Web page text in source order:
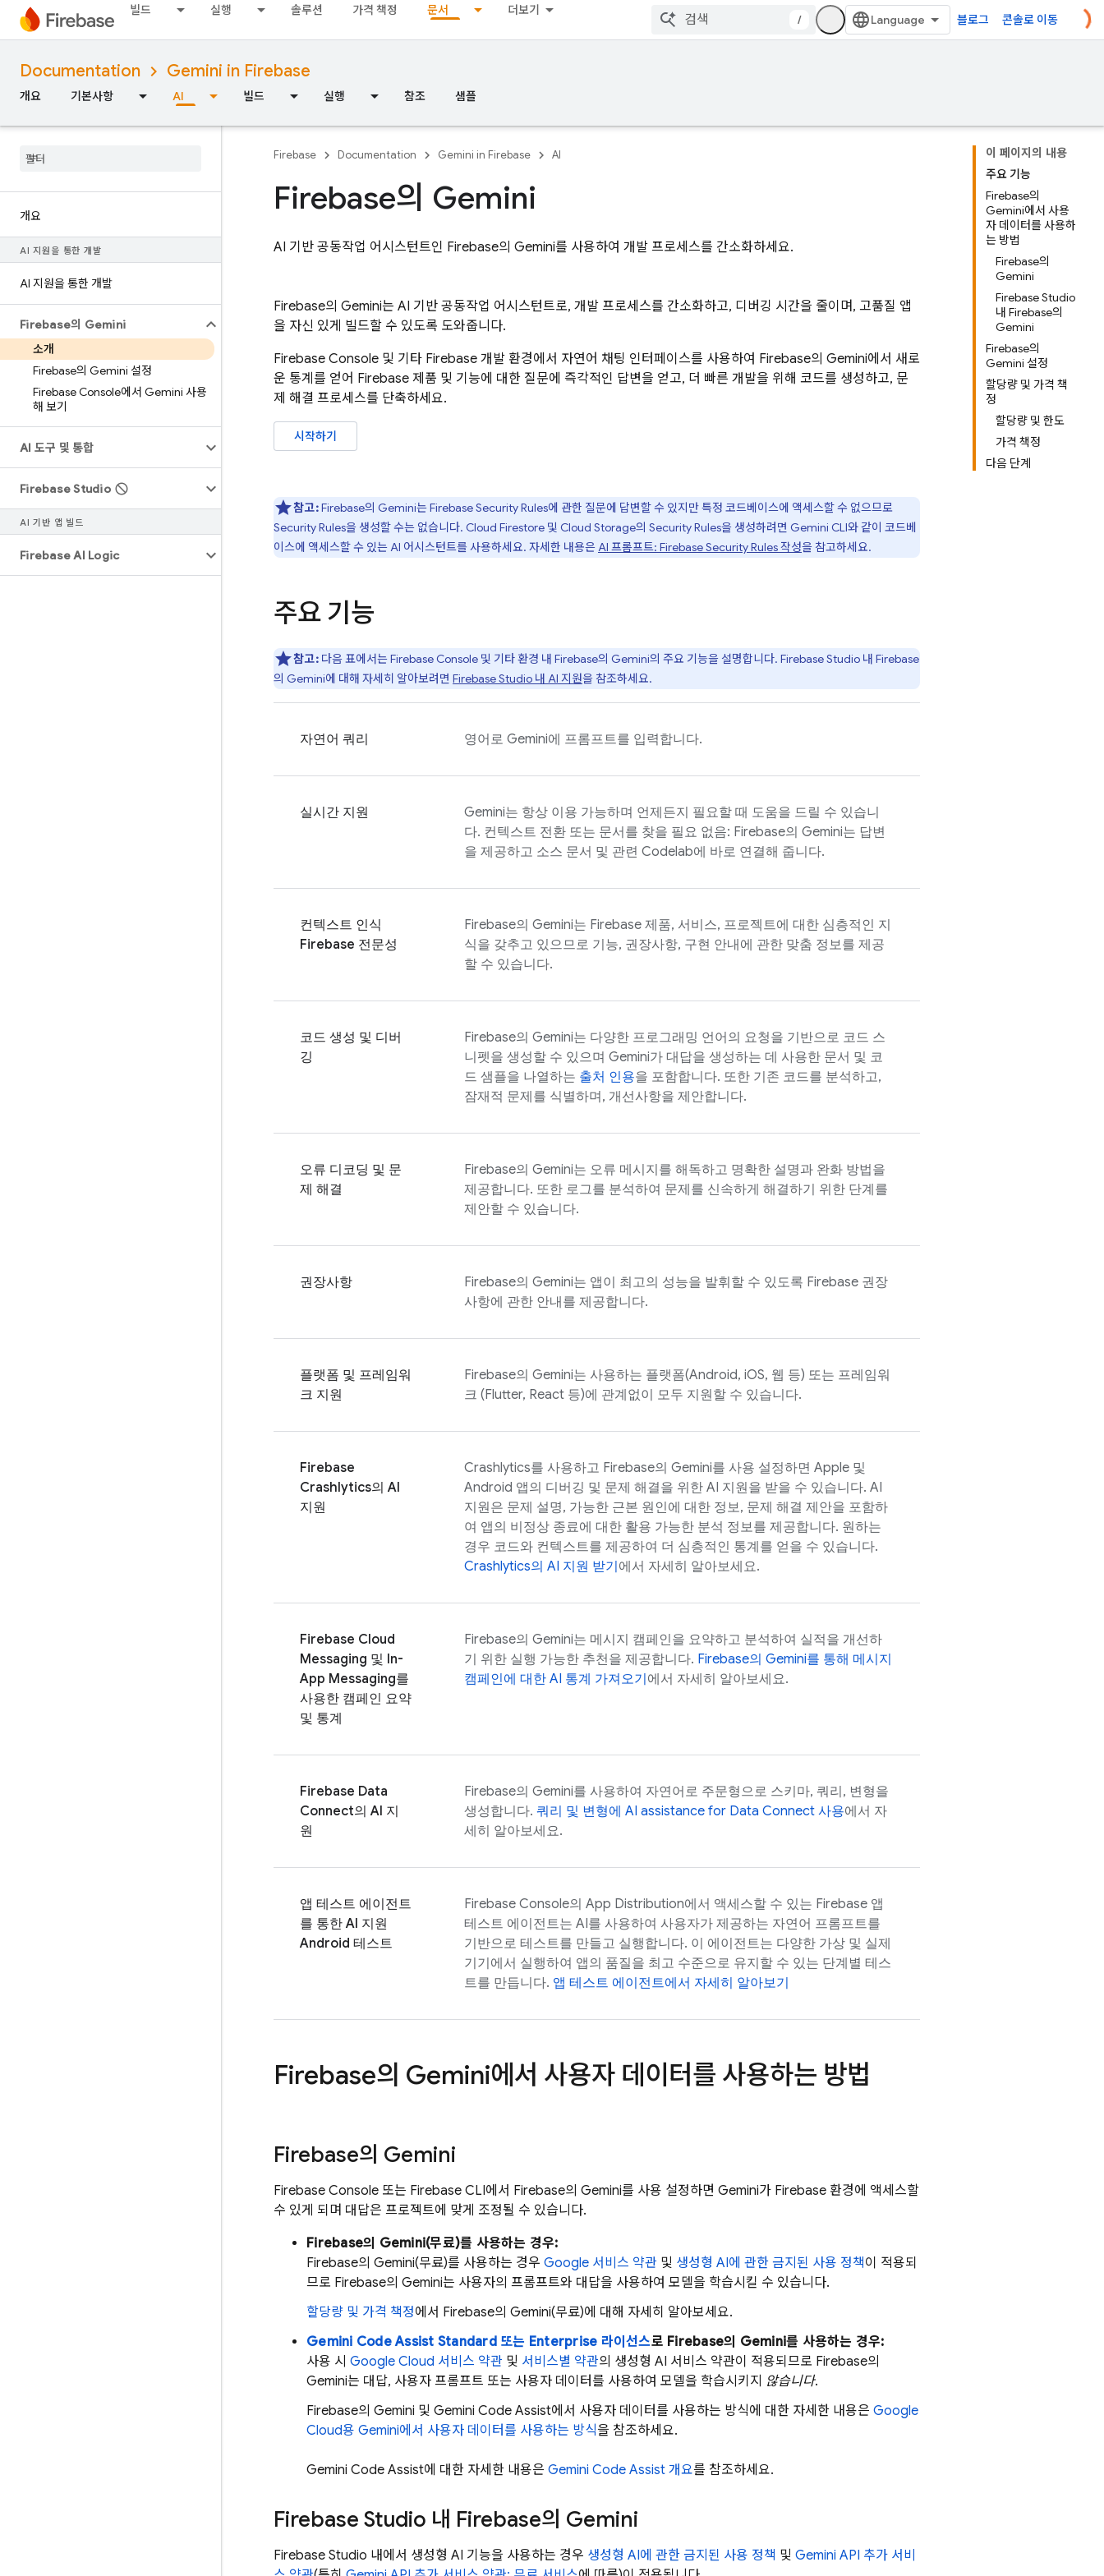
빌드 실행 솔루션 가격 책정 문서 더보기
/ 블로그 콘솔로 이동
Documentation Gemini in Firebase
개요 기본사항 AI 빌드 실행 참조 샘플
개요
AI 지원을 통한 개발
AI 지원을 통한 개발
Firebase의 Gemini
소개
Firebase의 Gemini 설정
Firebase Console에서 Gemini 사용
해 보기
AI 도구 및 통합
Firebase Studio
AI 기반 앱 빌드
Firebase AI Logic
이 페이지의 내용
주요 기능
Firebase의
Gemini에서 사용
자 데이터를 사용하
는 방법
Firebase의
Gemini
Firebase Studio
내 Firebase의
Gemini
Firebase의
Gemini 설정
할당량 및 가격 책
정
할당량 및 한도
가격 책정
다음 단계
Firebase Documentation Gemini in Firebase AI
Firebase의 Gemini
AI 기반 공동작업 어시스턴트인 Firebase의 Gemini를 사용하여 개발 프로세스를 간소화하세요.
Firebase의 Gemini는 AI 기반 공동작업 어시스턴트로, 개발 프로세스를 간소화하고, 디버깅 시간을 줄이며, 고품질 앱
을 자신 있게 빌드할 수 있도록 도와줍니다.
Firebase Console 및 기타 Firebase 개발 환경에서 자연어 채팅 인터페이스를 사용하여 Firebase의 Gemini에서 새로
운 통계를 얻어 Firebase 제품 및 기능에 대한 질문에 즉각적인 답변을 얻고, 더 빠른 개발을 위해 코드를 생성하고, 문
제 해결 프로세스를 단축하세요.
시작하기
참고:Firebase의 Gemini는Firebase Security Rules에 관한 질문에 답변할 수 있지만 특정 코드베이스에 액세스할 수 없으므로
Security Rules을 생성할 수는 없습니다. Cloud Firestore 및 Cloud Storage의 Security Rules을 생성하려면 Gemini CLI와 같이 코드베
이스에 액세스할 수 있는 AI 어시스턴트를 사용하세요. 자세한 내용은AI 프롬프트: Firebase Security Rules작성을 참고하세요.
주요 기능
참고:다음 표에서는FirebaseConsole 및 기타 환경 내 Firebase의 Gemini의 주요 기능을 설명합니다. Firebase Studio내 Firebase
의 Gemini에 대해 자세히 알아보려면 Firebase Studio 내 AI 지원을 참조하세요.
자연어 쿼리 영어로 Gemini에 프롬프트를 입력합니다.
실시간 지원
Gemini는 항상 이용 가능하며 언제든지 필요할 때 도움을 드릴 수 있습니
다. 컨텍스트 전환 또는 문서를 찾을 필요 없음: Firebase의 Gemini는 답변
을 제공하고 소스 문서 및 관련 Codelab에 바로 연결해 줍니다.
컨텍스트 인식
Firebase 전문성
Firebase의 Gemini는 Firebase 제품, 서비스, 프로젝트에 대한 심층적인 지
식을 갖추고 있으므로 기능, 권장사항, 구현 안내에 관한 맞춤 정보를 제공
할 수 있습니다.
코드 생성 및 디버
깅
Firebase의 Gemini는 다양한 프로그래밍 언어의 요청을 기반으로 코드 스
니펫을 생성할 수 있으며 Gemini가 대답을 생성하는 데 사용한 문서 및 코
드 샘플을 나열하는 출처 인용을 포함합니다. 또한 기존 코드를 분석하고,
잠재적 문제를 식별하며, 개선사항을 제안합니다.
오류 디코딩 및 문
제 해결
Firebase의 Gemini는 오류 메시지를 해독하고 명확한 설명과 완화 방법을
제공합니다. 또한 로그를 분석하여 문제를 신속하게 해결하기 위한 단계를
제안할 수 있습니다.
권장사항 Firebase의 Gemini는 앱이 최고의 성능을 발휘할 수 있도록 Firebase 권장
사항에 관한 안내를 제공합니다.
플랫폼 및 프레임워
크 지원
Firebase의 Gemini는 사용하는 플랫폼(Android, iOS, 웹 등) 또는 프레임워
크 (Flutter, React 등)에 관계없이 모두 지원할 수 있습니다.
Firebase
Crashlytics의 AI
지원
Crashlytics를 사용하고 Firebase의 Gemini를 사용 설정하면 Apple 및
Android 앱의 디버깅 및 문제 해결을 위한 AI 지원을 받을 수 있습니다. AI
지원은 문제 설명, 가능한 근본 원인에 대한 정보, 문제 해결 제안을 포함하
여 앱의 비정상 종료에 대한 활용 가능한 분석 정보를 제공합니다. 원하는
경우 코드와 컨텍스트를 제공하여 더 심층적인 통계를 얻을 수 있습니다.
Crashlytics의 AI 지원 받기 에서 자세히 알아보세요.
Firebase Cloud
Messaging 및 In-
App Messaging를
사용한 캠페인 요약
및 통계
Firebase의 Gemini는 메시지 캠페인을 요약하고 분석하여 실적을 개선하
기 위한 실행 가능한 추천을 제공합니다. Firebase의 Gemini를 통해 메시지
캠페인에 대한 AI 통계 가져오기 에서 자세히 알아보세요.
Firebase Data
Connect의 AI 지
원
Firebase의 Gemini를 사용하여 자연어로 주문형으로 스키마, 쿼리, 변형을
생성합니다. 쿼리 및 변형에 AI assistance for Data Connect 사용에서 자
세히 알아보세요.
앱 테스트 에이전트
를 통한 AI 지원
Android 테스트
Firebase Console의 App Distribution에서 액세스할 수 있는 Firebase 앱
테스트 에이전트는 AI를 사용하여 사용자가 제공하는 자연어 프롬프트를
기반으로 테스트를 만들고 실행합니다. 이 에이전트는 다양한 가상 및 실제
기기에서 실행하여 앱의 품질을 최고 수준으로 유지할 수 있는 단계별 테스
트를 만듭니다. 앱 테스트 에이전트에서 자세히 알아보기
Firebase의 Gemini에서 사용자 데이터를 사용하는 방법
Firebase의 Gemini
Firebase Console 또는 Firebase CLI에서 Firebase의 Gemini를 사용 설정하면 Gemini가 Firebase 환경에 액세스할
수 있게 되며 대답은 프로젝트에 맞게 조정될 수 있습니다.
Firebase의 Gemini(무료)를 사용하는 경우:
Firebase의 Gemini(무료)를 사용하는 경우 Google 서비스 약관 및 생성형 AI에 관한 금지된 사용 정책이 적용되
므로 Firebase의 Gemini는 사용자의 프롬프트와 대답을 사용하여 모델을 학습시킬 수 있습니다.
할당량 및 가격 책정에서 Firebase의 Gemini(무료)에 대해 자세히 알아보세요.
Gemini Code Assist Standard 또는 Enterprise 라이선스로 Firebase의 Gemini를 사용하는 경우:
사용 시 Google Cloud 서비스 약관 및 서비스별 약관의 생성형 AI 서비스 약관이 적용되므로 Firebase의
Gemini는 대답, 사용자 프롬프트 또는 사용자 데이터를 사용하여 모델을 학습시키지 않습니다.
Firebase의 Gemini 및 Gemini Code Assist에서 사용자 데이터를 사용하는 방식에 대한 자세한 내용은 Google
Cloud용 Gemini에서 사용자 데이터를 사용하는 방식을 참조하세요.
Gemini Code Assist에 대한 자세한 내용은 Gemini Code Assist 개요를 참조하세요.
Firebase Studio 내 Firebase의 Gemini
Firebase Studio 내에서 생성형 AI 기능을 사용하는 경우 생성형 AI에 관한 금지된 사용 정책 및 Gemini API 추가 서비